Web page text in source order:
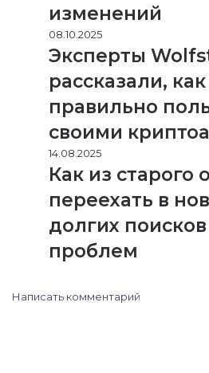
изменений
08.10.2025
Эксперты
рассказали, как
правильно
своими
14.08.2025
Как из старого
переехать в
долгих
проблем
Написать комментарий